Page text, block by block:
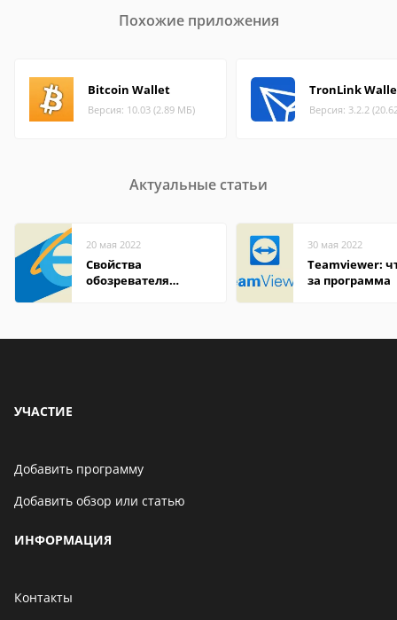
Похожие приложения
Bitcoin Wallet
Версия: 10.03 (2.89 МБ)
TronLink
Версия: 3.2.2
Актуальные статьи
20 мая 2022
Свойства
обозревателя
30 мая 2022
Teamviewer:
за программа
УЧАСТИЕ
Добавить программу
Добавить обзор или статью
ИНФОРМАЦИЯ
Контакты